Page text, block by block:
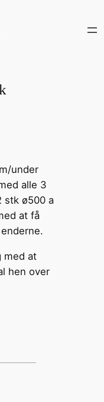
under
alle 3
stk ø500 a
at få
med at
hen over